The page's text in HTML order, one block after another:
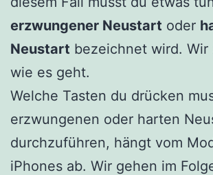
erzwungener Neustart oder
Neustart bezeichnet wird. Wir
wie es geht.
Welche Tasten du drücken
erzwungenen oder harten
durchzuführen, hängt vom
iPhones ab. Wir gehen im